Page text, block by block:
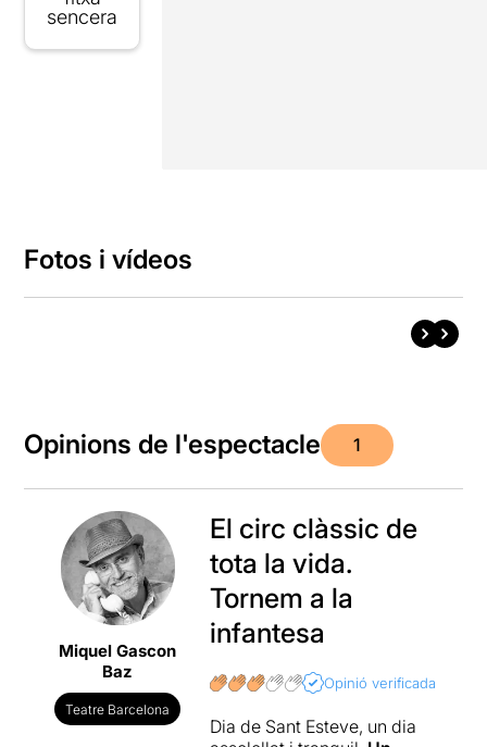
sencera
Fotos i vídeos
Opinions de l'espectacle 1
Miquel Gascon
Baz
Teatre Barcelona
El circ clàssic de
tota la vida.
Tornem a la
infantesa
Opinió verificada
Dia de Sant Esteve, un dia